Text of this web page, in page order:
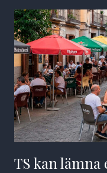
TS kan